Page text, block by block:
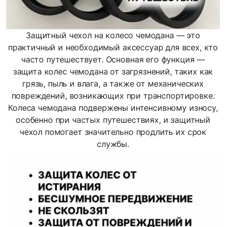
Защитный чехол на колесо чемодана — это
практичный и необходимый аксессуар для всех, кто
часто путешествует. Основная его функция —
защита колес чемодана от загрязнений, таких как
грязь, пыль и влага, а также от механических
повреждений, возникающих при транспортировке.
Колеса чемодана подвержены интенсивному износу,
особенно при частых путешествиях, и защитный
чехол помогает значительно продлить их срок
службы.